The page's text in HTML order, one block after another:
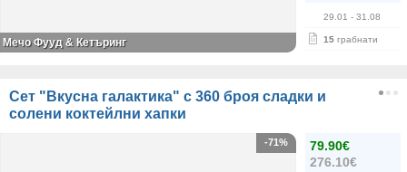
29.01 - 31.08
15 грабнати
Мечо Фууд & Кетъринг
Сет "Вкусна галактика" с 360 броя сладки и
солени коктейлни хапки
79.90€
276.10€
-71%